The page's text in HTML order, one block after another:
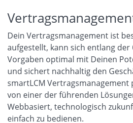
Dein Vertragsmanagement ist
aufgestellt, kann sich entlang der
Vorgaben optimal mit Deinen
und sichert nachhaltig den
smartLCM
von einer der führenden
Webbasiert, technologisch
einfach zu bedienen.